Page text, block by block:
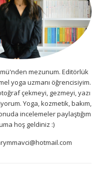
mezunum. Editörlük
yoga uzmanı öğrencisiyim.
çekmeyi, gezmeyi, yazı
Yoga, kozmetik, bakım,
incelemeler paylaştığım
hoş geldiniz :)